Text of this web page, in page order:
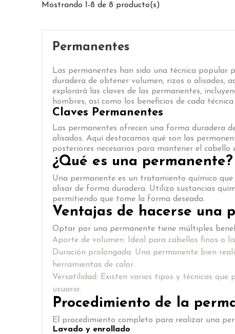
Mostrando 1-8 de 8 producto(s)
Permanentes
Las permanentes han sido una técnica
duradera de obtener volumen, rizos o alisados,
explorará las claves de las permanentes,
hombres, así como los beneficios de cada técnica.
Claves Permanentes
Las permanentes ofrecen una forma duradera
alisados. Aquí destacamos qué son las
posteriores necesarios para mantener el cabello
¿Qué es una permanente?
Una permanente es un tratamiento químico
alisar de forma duradera. Utiliza sustancias
permitiendo que tome la forma deseada.
Ventajas de hacerse una
Optar por una permanente tiene múltiples
Aporte de volumen: Ideal para cabellos finos o
Duración prolongada: Una permanente bien
herramientas de calor.
Versatilidad: Existen varios tipos y técnicas que
usuario.
Procedimiento de la
El procedimiento completo para realizar una
Lavado y enrollado